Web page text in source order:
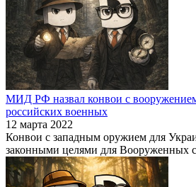
МИД РФ назвал конвои с
российских военных
12 марта 2022
Конвои с западным оружием для
законными целями для Вооруженных